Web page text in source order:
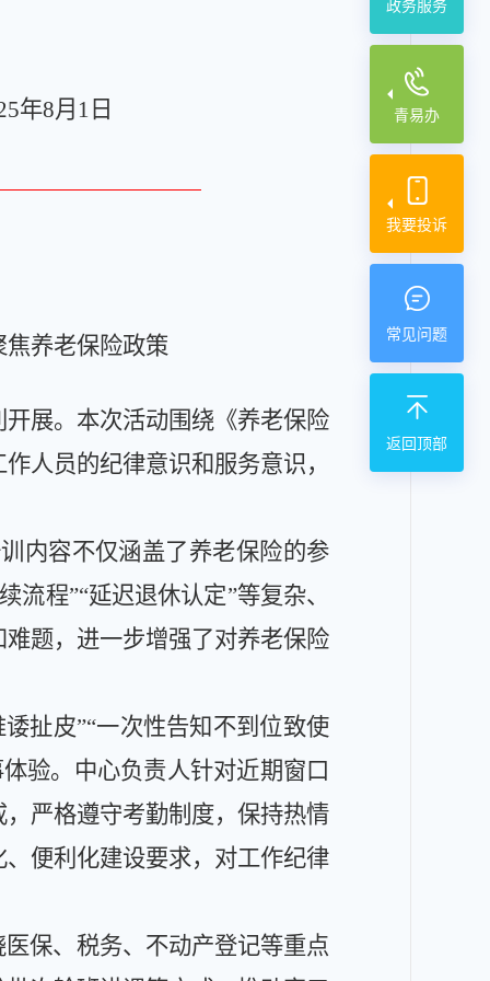
政务服务
青易办
我要投诉
常见问题
返回顶部
年8月 1 日
养老保险政策
开展。本次活动围绕《养老保险
人员的纪律意识和服务意识，
内容不仅涵盖了养老保险的参
流程”“延迟退休认定”等复杂、
题，进一步增强了对养老保险
扯皮”“一次性告知不到位致使
验。中心负责人针对近期窗口
严格遵守考勤制度，保持热情
便利化建设要求，对工作纪律
保、税务、不动产登记等重点